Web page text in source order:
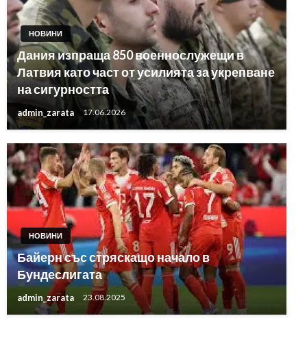
НОВИНИ
Дания изпраща 850 военнослужещи в
Латвия като част от усилията за укрепване
на сигурността
admin_zarata 17.06.2026
НОВИНИ
Байерн със стряскащо начало в
Бундеслигата
admin_zarata 23.08.2025